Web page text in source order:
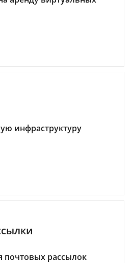
инфраструктуру
почтовых рассылок